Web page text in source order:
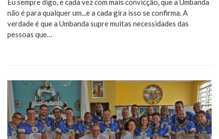
não é para qualquer um...e a cada gira isso se confirma. A
verdade é que a Umbanda supre muitas necessidades das
pessoas que…